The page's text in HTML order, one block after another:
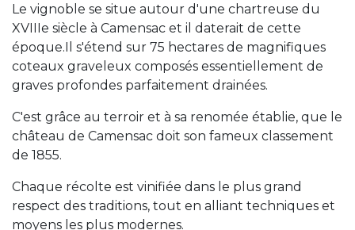
Le vignoble se situe autour d'une chartreuse du
XVIIIe siècle à Camensac et il daterait de cette
époque.Il s'étend sur 75 hectares de magnifiques
coteaux graveleux composés essentiellement de
graves profondes parfaitement drainées.
C'est grâce au terroir et à sa renomée établie, que le
château de Camensac doit son fameux classement
de 1855.
Chaque récolte est vinifiée dans le plus grand
respect des traditions, tout en alliant techniques et
moyens les plus modernes.